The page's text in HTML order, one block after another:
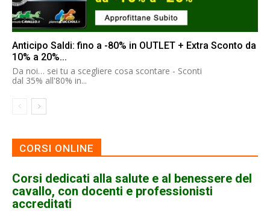
Anticipo Saldi: fino a -80% in OUTLET + Extra Sconto da
10% a 20%...
Da noi… sei tu a scegliere cosa scontare - Sconti
dal 35% all'80% in...
CORSI ONLINE
Corsi dedicati alla salute e al benessere del
cavallo, con docenti e professionisti
accreditati